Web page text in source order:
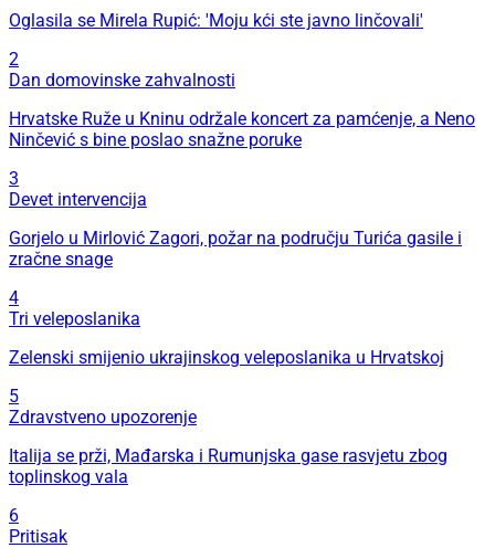
Oglasila se Mirela Rupić: 'Moju kći ste javno linčovali'
2
Dan domovinske zahvalnosti
Hrvatske Ruže u Kninu održale koncert za pamćenje, a Neno
Ninčević s bine poslao snažne poruke
3
Devet intervencija
Gorjelo u Mirlović Zagori, požar na području Turića gasile i
zračne snage
4
Tri veleposlanika
Zelenski smijenio ukrajinskog veleposlanika u Hrvatskoj
5
Zdravstveno upozorenje
Italija se prži, Mađarska i Rumunjska gase rasvjetu zbog
toplinskog vala
6
Pritisak